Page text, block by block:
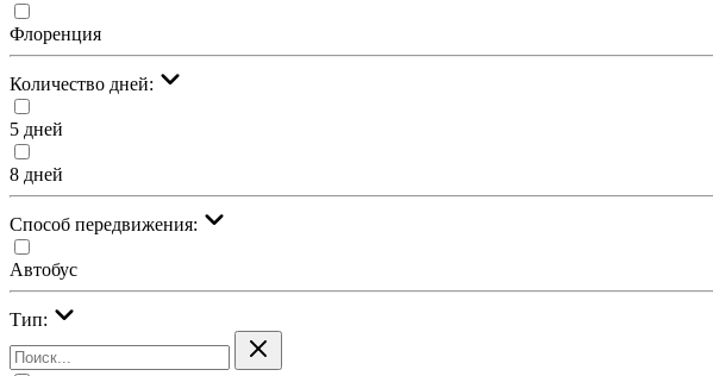
Флоренция
Количество дней:
5 дней
8 дней
Cпособ передвижения:
Автобус
Тип: